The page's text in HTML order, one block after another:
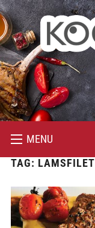
MENU
TAG: LAMSFILET